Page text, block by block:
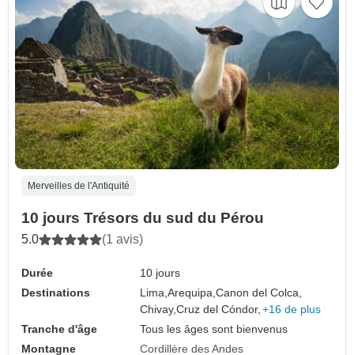
Merveilles de l'Antiquité
10 jours Trésors du sud du Pérou
5.0 (1 avis)
Durée
10 jours
Destinations
Lima,Arequipa,Canon del Colca,
Chivay,Cruz del Cóndor, +16 de plus
Tranche d'âge
Tous les âges sont bienvenus
Montagne
Cordillère des Andes